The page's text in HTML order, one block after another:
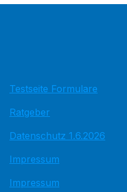
Testseite Formulare
Ratgeber
Datenschutz 1.6.2026
Impressum
Impressum